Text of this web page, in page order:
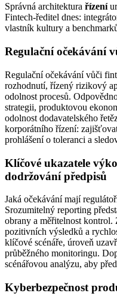
Správná architektura řízení
Fintech‑ředitel dnes:
vlastník kultury a
Regulační očekávání
Regulační očekávání vůči
rozhodnutí, řízený rizikový
odolnost procesů.
strategii, produktovou
odolnost dodavatelského
korporátního řízení:
prohlášení o toleranci a
Klíčové ukazatele
dodržování předpisů
Jaká očekávání mají
Srozumitelný reporting
obrany a měřitelnost
pozitivních výsledků a
klíčové scénáře, úroveň
průběžného monitoringu.
scénářovou analýzu, aby
Kyberbezpečnost